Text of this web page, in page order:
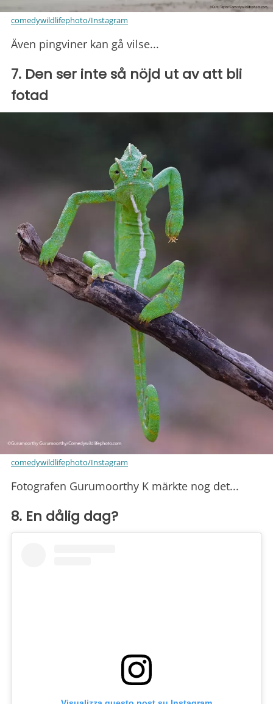
comedywildlifephoto/Instagram
Även pingviner kan gå vilse...
7. Den ser inte så nöjd ut av att bli
fotad
comedywildlifephoto/Instagram
Fotografen Gurumoorthy K märkte nog det...
8. En dålig dag?